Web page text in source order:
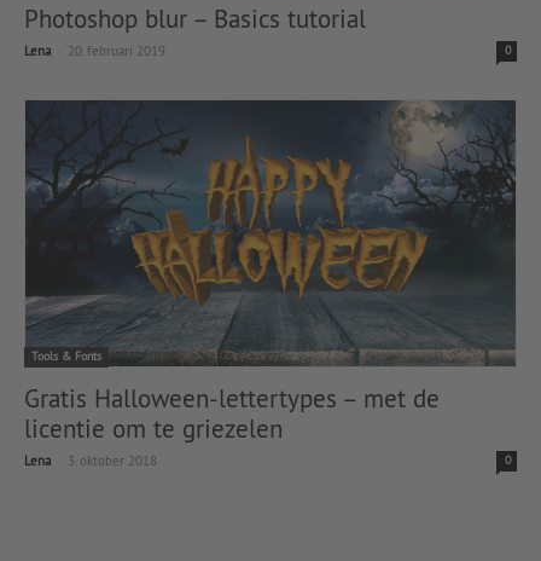
Photoshop blur – Basics tutorial
Lena 20. februari 2019 0
Tools & Fonts
Gratis Halloween-lettertypes – met de
licentie om te griezelen
Lena 3. oktober 2018 0